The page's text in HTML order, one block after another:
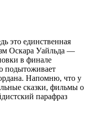
это единственная
Оскара Уайльда —
в финале
подытоживает
Напомню, что у
сказки, фильмы о
парафраз